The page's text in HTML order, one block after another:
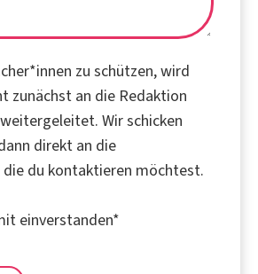
zu schützen, wird
zunächst an die Redaktion
Wir schicken
direkt an die
die du kontaktieren möchtest.
einverstanden*